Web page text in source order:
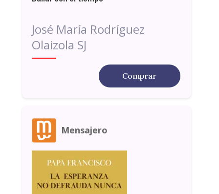
José María Rodríguez
Olaizola SJ
Comprar
Mensajero